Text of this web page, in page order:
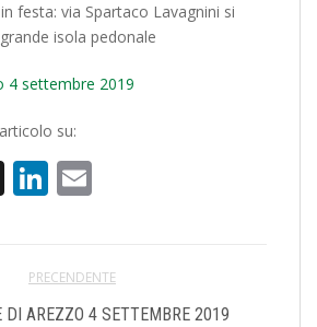
festa: via Spartaco Lavagnini si
isola pedonale
4 settembre 2019
su:
X LinkedIn
PRECENDENTE
DI AREZZO 4 SETTEMBRE 2019